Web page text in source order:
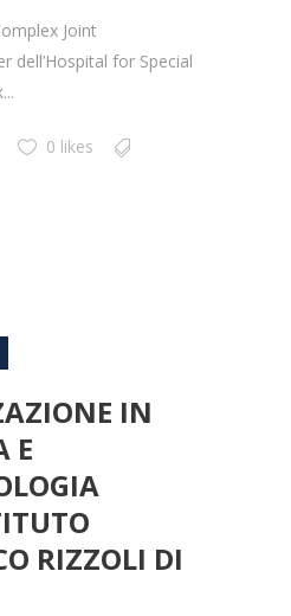
Joint
dell’Hospital for Special
0 likes
IN
E
RIZZOLI DI